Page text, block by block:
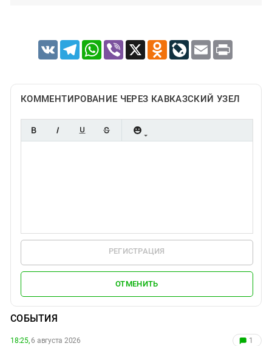
VK TelegramWhatsApp
Viber X Odnoklassniki
LiveJournal
Email Print
КОММЕНТИРОВАНИЕ ЧЕРЕЗ КАВКАЗСКИЙ УЗЕЛ
РЕГИСТРАЦИЯ
ОТМЕНИТЬ
СОБЫТИЯ
18:25,6 августа 2026 1